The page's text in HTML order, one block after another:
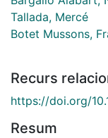
Tallada, Mercé
Botet Mussons,
Recurs
https://doi.org/
Resum